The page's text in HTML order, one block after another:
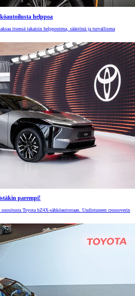
helppoa
itsensä takaisin helppoutena, säästönä ja turvallisena
parempi!
Toyota bZ4X-sähköautostaan. Uudistuneen crossoverin